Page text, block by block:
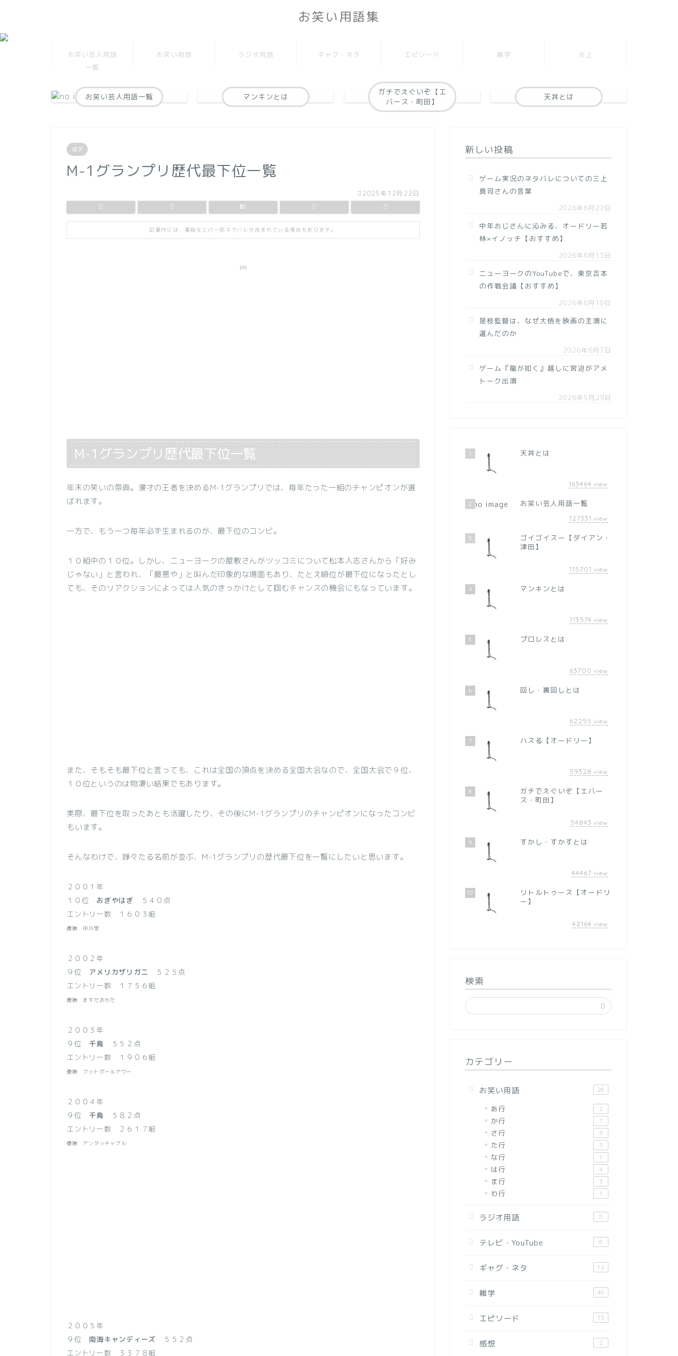
お笑い用語集
お笑い芸人用語
一覧
お笑い用語 ラジオ用語 ギャグ・ネタ エピソード 雑学 炎上
お笑い芸人用語一覧 マンキンとは
ガチでえぐいぞ【エ
バース・町田】
天丼とは
雑学
M-1グランプリ歴代最下位一覧
2025年12月22日
記事内には、番組などの一部ネタバレが含まれている場合もあります。
PR
M-1グランプリ歴代最下位一覧
年末の笑いの祭典。漫才の王者を決めるM-1グランプリでは、毎年たった一組のチャンピオンが選
ばれます。
一方で、もう一つ毎年必ず生まれるのが、最下位のコンビ。
１０組中の１０位。しかし、ニューヨークの屋敷さんがツッコミについて松本人志さんから「好み
じゃない」と言われ、「最悪や」と叫んだ印象的な場面もあり、たとえ順位が最下位になったとし
ても、そのリアクションによっては人気のきっかけとして掴むチャンスの機会にもなっています。
また、そもそも最下位と言っても、これは全国の頂点を決める全国大会なので、全国大会で９位、
１０位というのは物凄い結果でもあります。
実際、最下位を取ったあとも活躍したり、その後にM-1グランプリのチャンピオンになったコンビ
もいます。
そんなわけで、錚々たる名前が並ぶ、M-1グランプリの歴代最下位を一覧にしたいと思います。
２００１年
１０位 おぎやはぎ ５４０点
エントリー数 １６０３組
優勝 中川家
２００２年
９位 アメリカザリガニ
５２５点
エントリー数 １７５６組
優勝 ますだおかだ
２００３年
９位 千鳥 ５５２点
エントリー数 １９０６組
優勝 フットボールアワー
２００４年
９位 千鳥 ５８２点
エントリー数 ２６１７組
優勝 アンタッチャブル
２００５年
９位 南海キャンディーズ ５５２点
エントリー数 ３３７８組
新しい投稿
ゲーム実況のネタバレについての三上
真司さんの言葉
2026年6月22日
中年おじさんに沁みる、オードリー若
林×イノッチ【おすすめ】
2026年6月13日
ニューヨークのYouTubeで、東京吉本
の作戦会議【おすすめ】
2026年6月10日
是枝監督は、なぜ大悟を映画の主演に
選んだのか
2026年6月7日
ゲーム『龍が如く』越しに宮迫がアメ
トーク出演
2026年5月29日
1 天丼とは
163464 view
2 お笑い芸人用語一覧
127331 view
3
ゴイゴイスー【ダイアン・
津田】
115701 view
4 マンキンとは
113574 view
5 プロレスとは
63700 view
6 回し・裏回しとは
62255 view
7 ハスる【オードリー】
59328 view
8
ガチでえぐいぞ【エバー
ス・町田】
54843 view
9 すかし・すかすとは
44467 view
10
リトルトゥース【オードリ
ー】
42164 view
検索
カテゴリー
お笑い用語 26
あ行 2
か行 7
さ行 5
た行 3
な行 1
は行 4
ま行 3
わ行 1
ラジオ用語 8
テレビ・YouTube 6
ギャグ・ネタ 12
雑学 46
エピソード 15
感想 2